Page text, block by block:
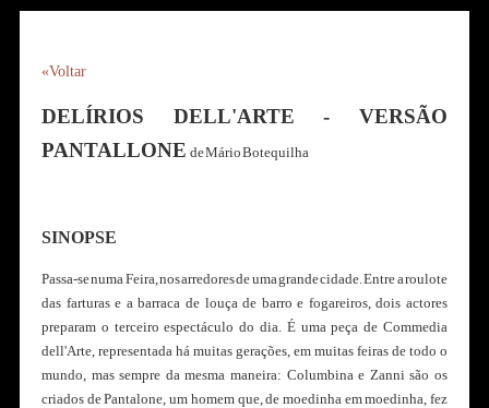
«Voltar
DELÍRIOS DELL'ARTE - VERSÃO
PANTALLONE de Mário Botequilha
SINOPSE
Passa-se numa Feira, nos arredores de uma grande cidade. Entre a roulote
das farturas e a barraca de louça de barro e fogareiros, dois actores
preparam o terceiro espectáculo do dia. É uma peça de Commedia
dell'Arte, representada há muitas gerações, em muitas feiras de todo o
mundo, mas sempre da mesma maneira: Columbina e Zanni são os
criados de Pantalone, um homem que, de moedinha em moedinha, fez